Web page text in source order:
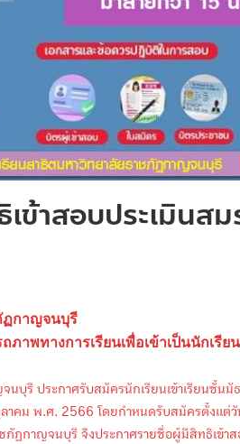
ข้าสอบประเมินส
ฏกาญจนบุรี
ภาพทางการเรียนเพื่อเข้าเป็นนักเ
นบุรี ประกาศรับสมัครนักเรียนเข้าเรียนชั้น
ลาคม พ.ศ. 2566 โดยกำหนดรับสมัครตั้งแ
ฏกาญจนบุรี จึงประกาศรายชื่อผู้มีสิทธิเข้าส